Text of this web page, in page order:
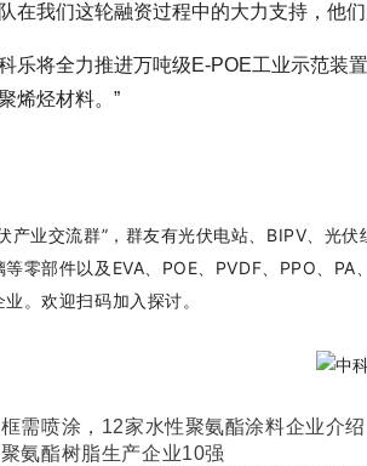
在我们这轮融资过程中的大力支持，他
乐将全力推进万吨级E-POE工业示范装
烯烃材料。”
产业交流群”，群友有光伏电站、BIPV、光
等零部件以及EVA、POE、PVDF、PPO、
业。欢迎扫码加入探讨。
需喷涂，12家水性聚氨酯涂料企业介绍
氨酯树脂生产企业10强